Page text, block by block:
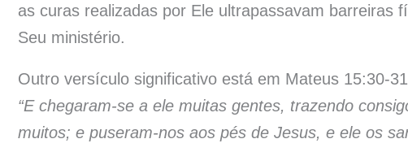
as curas realizadas por Ele ultrapassavam barreiras
Seu ministério.
Outro versículo significativo está em Mateus 15:30-
“E chegaram-se a ele muitas gentes, trazendo
muitos; e puseram-nos aos pés de Jesus, e ele os